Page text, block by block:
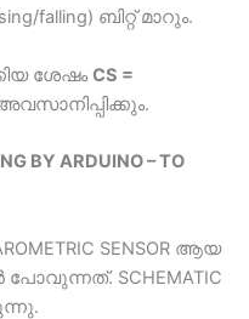
falling) ബിറ്റ് മാറും.
ശേഷംCS =
BY ARDUINO – TO
SENSOR ആയ
SCHEMATIC